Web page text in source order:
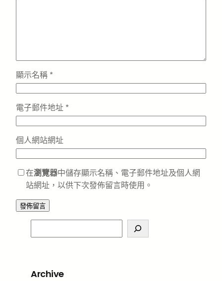
顯示名稱 *
電子郵件地址 *
個人網站網址
在瀏覽器中儲存顯示名稱、電子郵件地址及個人網
站網址，以供下次發佈留言時使用。
e
c
Archive